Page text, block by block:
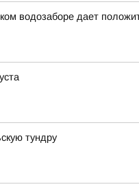
водозаборе дает
тундру